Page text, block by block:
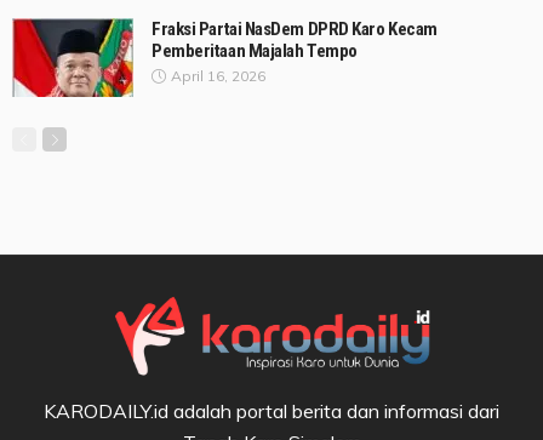
Fraksi Partai NasDem DPRD Karo Kecam
Pemberitaan Majalah Tempo
April 16, 2026
KARODAILY.id adalah portal berita dan informasi dari